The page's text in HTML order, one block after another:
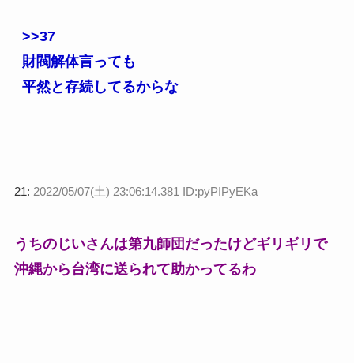
>>37
財閥解体言っても
平然と存続してるからな
21: 2022/05/07(土) 23:06:14.381 ID:pyPIPyEKa
うちのじいさんは第九師団だったけどギリギリで
沖縄から台湾に送られて助かってるわ